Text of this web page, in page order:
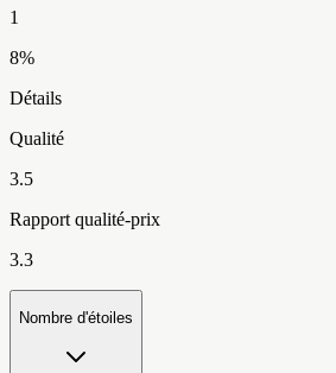
1
8%
Détails
Qualité
3.5
Rapport qualité-prix
3.3
Nombre d'étoiles